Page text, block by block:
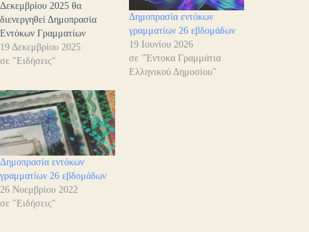
Δεκεμβρίου 2025 θα
διενεργηθεί Δημοπρασία
Εντόκων Γραμματίων
διάρκειας 26 εβδομάδων του
Ελληνικού Δημοσίου, σε
εκατομμυρίων ευρώ, λήξεως
26 Ιουνίου 2026.Η
ημερομηνία διακανονισμού
(settlement) θα είναι η
Δευτέρα 29 Δεκεμβρίου
2025 (Τ+2). Οι τόκοι των
εντόκων υπολογίζονται με
χρονική βάση ACT/360.…
19 Δεκεμβρίου 2025
σε "Ειδήσεις"
Δημοπρασία εντόκων
γραμματίων 26 εβδομάδων
19 Ιουνίου 2026
σε "Έντοκα Γραμμάτια
Ελληνικού Δημοσίου"
Δημοπρασία εντόκων
γραμματίων 26 εβδομάδων
26 Νοεμβρίου 2022
σε "Ειδήσεις"